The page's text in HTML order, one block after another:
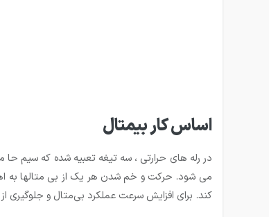
اساس کار بیمتال
در رله های حرارتی ، سه تیغه تعبیه شده که سیم
می شود. حرکت و خم شدن هر یک از بی متالها به
کند. برای افزایش سرعت عملکرد بی‌متال و